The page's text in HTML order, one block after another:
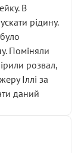
В
рідину.
Поміняли
розвал,
Іллі за
даний